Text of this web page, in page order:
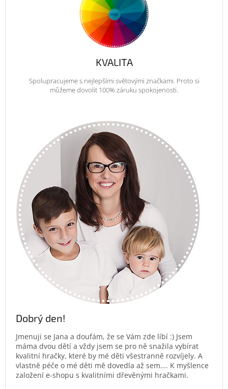
KVALITA
Spolupracujeme s nejlepšími světovými značkami. Proto si
můžeme dovolit 100% záruku spokojenosti.
Dobrý den!
Jmenuji se Jana a doufám, že se Vám zde líbí :) Jsem
máma dvou dětí a vždy jsem se pro ně snažila vybírat
kvalitní hračky, které by mé děti všestranně rozvíjely. A
vlastně péče o mé děti mě dovedla až sem…. K myšlence
založení e-shopu s kvalitními dřevěnými hračkami.